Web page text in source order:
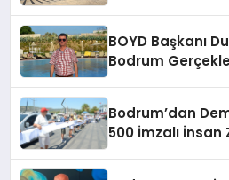
BOYD Başkanı
Bodrum
Bodrum’dan
500 İmzalı İnsan